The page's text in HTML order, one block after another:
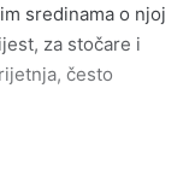
sredinama o njoj
za stočare i
često